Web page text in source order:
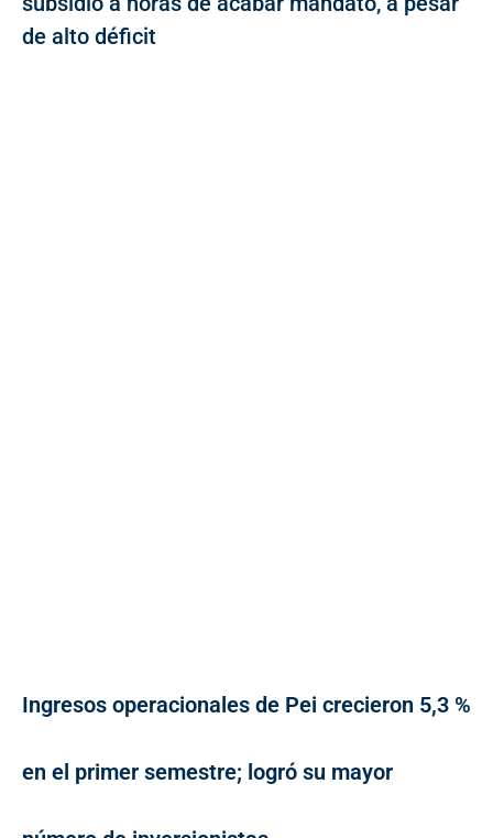
de alto déficit
Ingresos operacionales de Pei crecieron 5,3 %
en el primer semestre; logró su mayor